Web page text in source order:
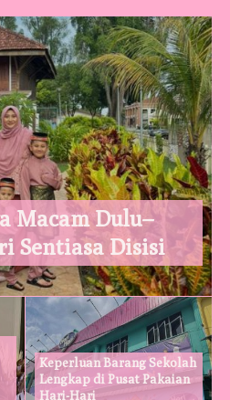
Macam Dulu–
Sentiasa Disisi
Keperluan Barang Sekolah
Lengkap di Pusat Pakaian
Hari-Hari